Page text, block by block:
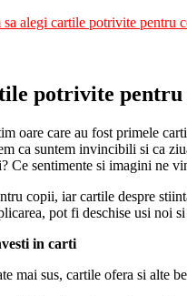
sa alegi cartile potrivite pentru
potrivite pentru
oare care au fost primele
ca suntem invincibili si ca
Ce sentimente si imagini ne
copii, iar cartile despre
pot fi deschise usi noi
in carti
mai sus, cartile ofera si alte